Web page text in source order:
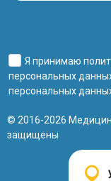
Я принимаю
персональных
персональных
© 2016-2026
защищены